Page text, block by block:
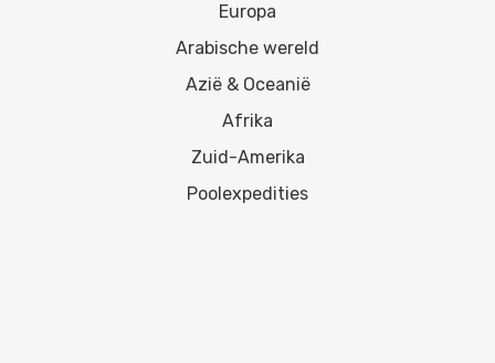
Europa
Arabische wereld
Azië & Oceanië
Afrika
Zuid-Amerika
Poolexpedities